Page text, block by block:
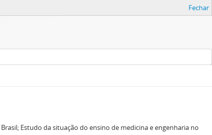
Fechar
Estudo da situação do ensino de medicina e engenharia no